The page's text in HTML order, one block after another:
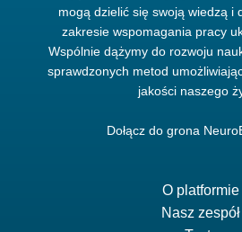
mogą dzielić się swoją wiedzą i
zakresie wspomagania pracy
Wspólnie dążymy do rozwoju
sprawdzonych metod
jakości naszego
Dołącz do grona
O platformie
Nasz zespół